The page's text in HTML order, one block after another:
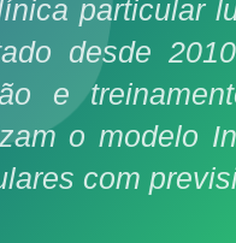
particular
desde
e
o modelo
com